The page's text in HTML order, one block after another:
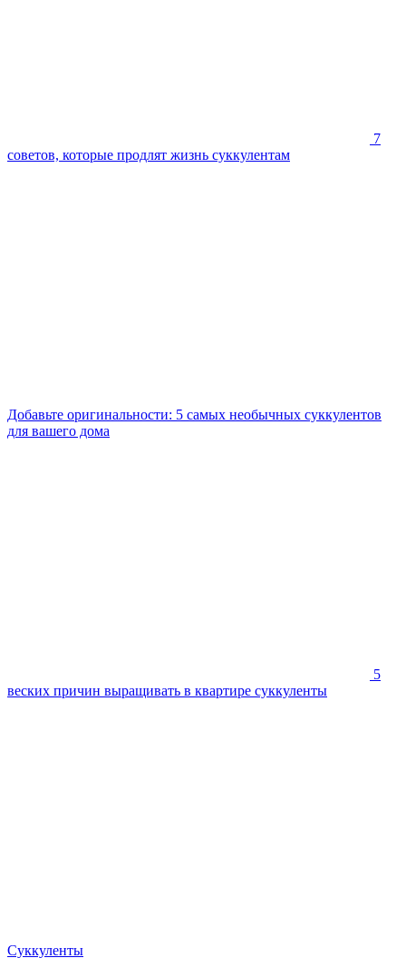
7
советов, которые продлят жизнь суккулентам
Добавьте оригинальности: 5 самых необычных суккулентов
для вашего дома
5
веских причин выращивать в квартире суккуленты
Суккуленты